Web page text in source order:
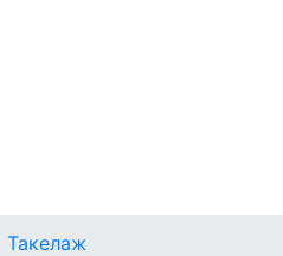
Такелаж